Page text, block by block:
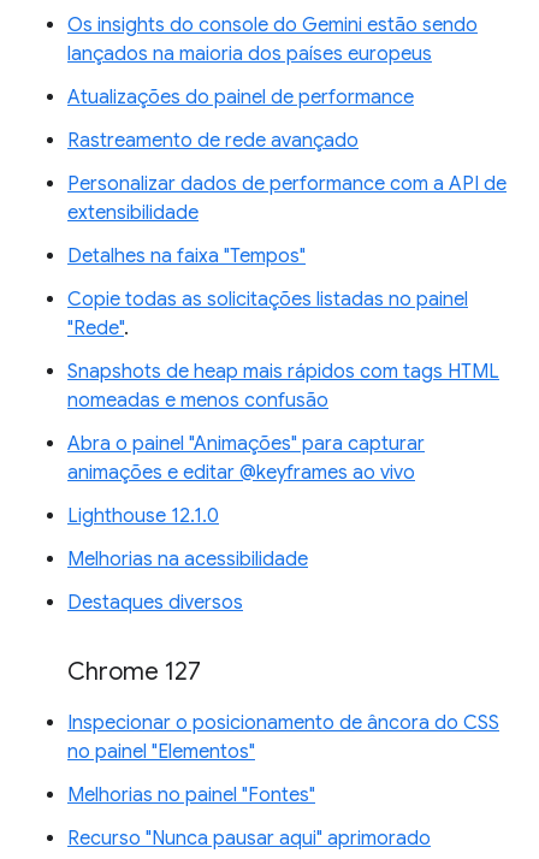
Os insights do console do Gemini estão sendo
lançados na maioria dos países europeus
Atualizações do painel de performance
Rastreamento de rede avançado
Personalizar dados de performance com a API de
extensibilidade
Detalhes na faixa "Tempos"
Copie todas as solicitações listadas no painel
"Rede".
Snapshots de heap mais rápidos com tags HTML
nomeadas e menos confusão
Abra o painel "Animações" para capturar
animações e editar @keyframes ao vivo
Lighthouse 12.1.0
Melhorias na acessibilidade
Destaques diversos
Chrome 127
Inspecionar o posicionamento de âncora do CSS
no painel "Elementos"
Melhorias no painel "Fontes"
Recurso "Nunca pausar aqui" aprimorado